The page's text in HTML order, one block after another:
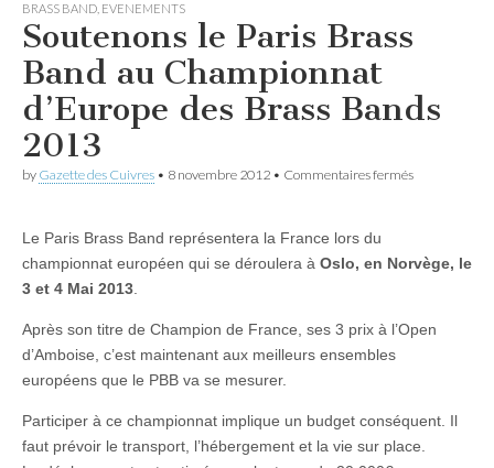
BRASS BAND EVENEMENTS
Soutenons le Paris Brass
Band au Championnat
d’Europe des Brass Bands
2013
by Gazette des Cuivres • 8 novembre 2012 • Commentaires ferméssur
Band
des
Le Paris Brass Band représentera la France lors du
championnat européen qui se déroulera à Oslo, en Norvège, le
3 et 4 Mai 2013
Après son titre de Champion de France, ses 3 prix à l’Open
d’Amboise, c’est maintenant aux meilleurs ensembles
européens que le PBB va se mesurer.
Participer à ce championnat implique un budget conséquent. Il
faut prévoir le transport, l’hébergement et la vie sur place.